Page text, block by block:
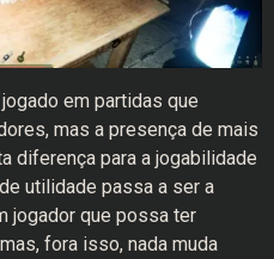
em partidas que
mas a presença de mais
diferença para a jogabilidade
utilidade passa a ser a
jogador que possa ter
fora isso, nada muda